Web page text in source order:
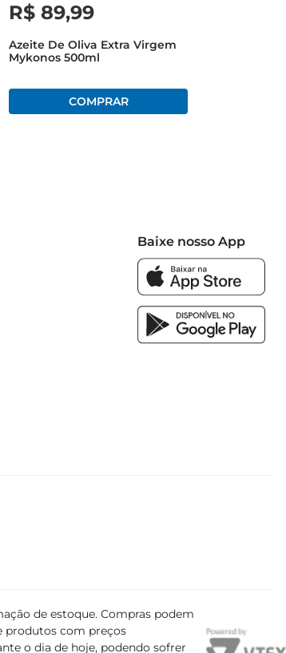
R$ 89,99
Azeite De Oliva Extra Virgem
Mykonos 500ml
Baixe nosso App
de estoque. Compras podem
produtos com preços
o dia de hoje, podendo sofrer